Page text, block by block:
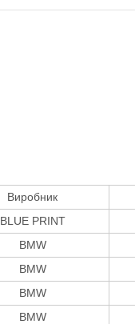
Виробник
BLUE PRINT
BMW
BMW
BMW
BMW